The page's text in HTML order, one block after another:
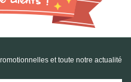
et toute notre actualité